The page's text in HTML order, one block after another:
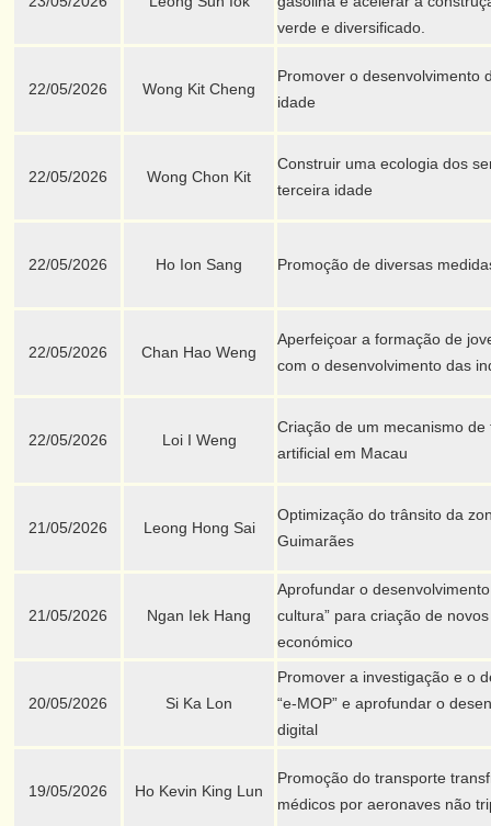
verde e diversificado.
22/05/2026 Wong Kit Cheng
Promover o desenvolvimento
idade
22/05/2026 Wong Chon Kit
Construir uma ecologia dos
terceira idade
22/05/2026 Ho Ion Sang Promoção de diversas
22/05/2026 Chan Hao Weng
Aperfeiçoar a formação de
com o desenvolvimento das
22/05/2026 Loi I Weng
Criação de um mecanismo
artificial em Macau
21/05/2026 Leong Hong Sai
Optimização do trânsito da
Guimarães
21/05/2026 Ngan Iek Hang
Aprofundar o
cultura” para criação de
económico
20/05/2026 Si Ka Lon
Promover a investigação e o
“e-MOP” e aprofundar o
digital
19/05/2026 Ho Kevin King Lun
Promoção do transporte
médicos por aeronaves não